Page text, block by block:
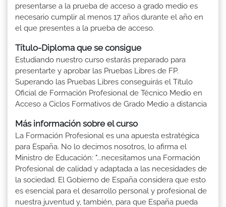
presentarse a la prueba de acceso a grado medio es
necesario cumplir al menos 17 años durante el año en
el que presentes a la prueba de acceso.
Título-Diploma que se consigue
Estudiando nuestro curso estarás preparado para
presentarte y aprobar las Pruebas Libres de FP.
Superando las Pruebas Libres conseguirás el Título
Oficial de Formación Profesional de Técnico Medio en
Acceso a Ciclos Formativos de Grado Medio a distancia
Más información sobre el curso
La Formación Profesional es una apuesta estratégica
para España. No lo decimos nosotros, lo afirma el
Ministro de Educación: "...necesitamos una Formación
Profesional de calidad y adaptada a las necesidades de
la sociedad. El Gobierno de España considera que esto
es esencial para el desarrollo personal y profesional de
nuestra juventud y, también, para que España pueda